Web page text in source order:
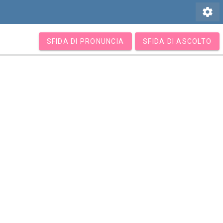
settings
SFIDA DI PRONUNCIA SFIDA DI ASCOLTO